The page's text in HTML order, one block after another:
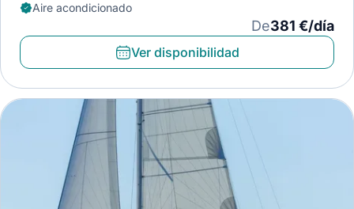
Aire acondicionado
De381 €/día
Ver disponibilidad